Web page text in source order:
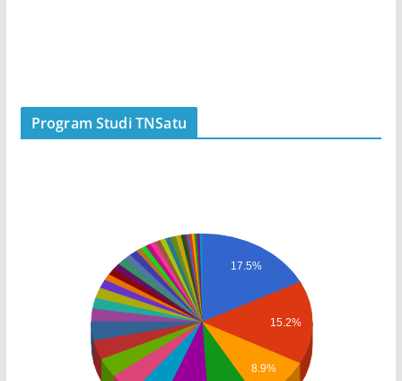
Program Studi TNSatu
17.5%
15.2%
8.9%